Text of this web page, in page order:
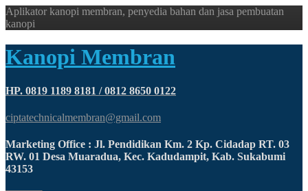
Aplikator kanopi membran, penyedia bahan dan jasa pembuatan
kanopi
Kanopi Membran
HP. 0819 1189 8181 / 0812 8650 0122
ciptatechnicalmembran@gmail.com
Marketing Office : Jl. Pendidikan Km. 2 Kp. Cidadap RT. 03
RW. 01 Desa Muaradua, Kec. Kadudampit, Kab. Sukabumi
43153